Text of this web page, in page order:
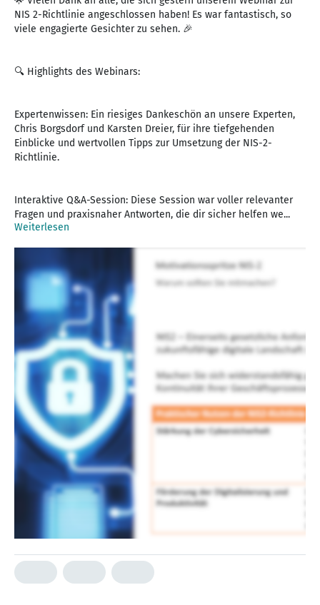
NIS 2-Richtlinie angeschlossen haben! Es war fantastisch, so
viele engagierte Gesichter zu sehen. 🎉
🔍 Highlights des Webinars:
Expertenwissen: Ein riesiges Dankeschön an unsere Experten,
Chris Borgsdorf und Karsten Dreier, für ihre tiefgehenden
Einblicke und wertvollen Tipps zur Umsetzung der NIS-2-
Richtlinie.
Interaktive Q&A-Session: Diese Session war voller relevanter
Fragen und praxisnaher Antworten, die dir sicher helfen we...
Weiterlesen